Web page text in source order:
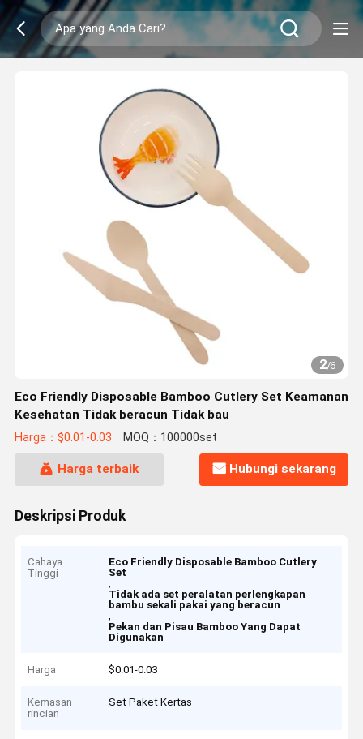
2/6
Eco Friendly Disposable Bamboo Cutlery Set Keamanan
Kesehatan Tidak beracun Tidak bau
Harga：$0.01-0.03 MOQ：100000set
Harga terbaik Hubungi sekarang
Deskripsi Produk
Cahaya
Tinggi
Eco Friendly Disposable Bamboo Cutlery
Set
,
Tidak ada set peralatan perlengkapan
bambu sekali pakai yang beracun
,
Pekan dan Pisau Bamboo Yang Dapat
Digunakan
Harga $0.01-0.03
Kemasan
rincian
Set Paket Kertas